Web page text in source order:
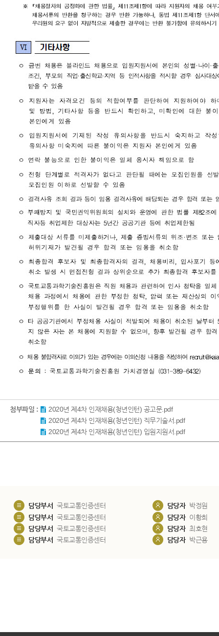
첨부파일 :
2020년 제4차 인재채용(청년인턴) 공고문.pdf
2020년 제4차 인재채용(청년인턴) 직무기술서.pdf
2020년 제4차 인재채용(청년인턴) 입원지원서.pdf
담당부서 국토교통인증센터 담당자 박정원
담당부서 국토교통인증센터 담당자 이황희
담당부서 국토교통인증센터 담당자 최호현
담당부서 국토교통인증센터 담당자 박근용